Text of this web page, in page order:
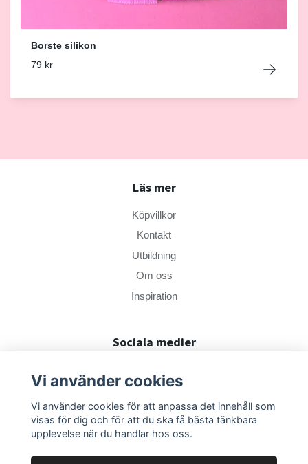
Borste silikon
79 kr
Läs mer
Köpvillkor
Kontakt
Utbildning
Om oss
Inspiration
Sociala medier
Vi använder cookies
Vi använder cookies för att anpassa det innehåll som
visas för dig och för att du ska få bästa tänkbara
upplevelse när du handlar hos oss.